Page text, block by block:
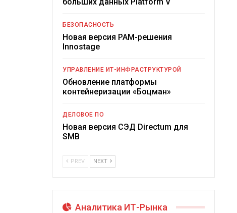
БЕЗОПАСНОСТЬ
Новая версия PAM-решения
Innostage
УПРАВЛЕНИЕ ИТ-ИНФРАСТРУКТУРОЙ
Обновление платформы
контейнеризации «Боцман»
ДЕЛОВОЕ ПО
Новая версия СЭД Directum для
SMB
PREV NEXT
Аналитика ИТ-Рынка